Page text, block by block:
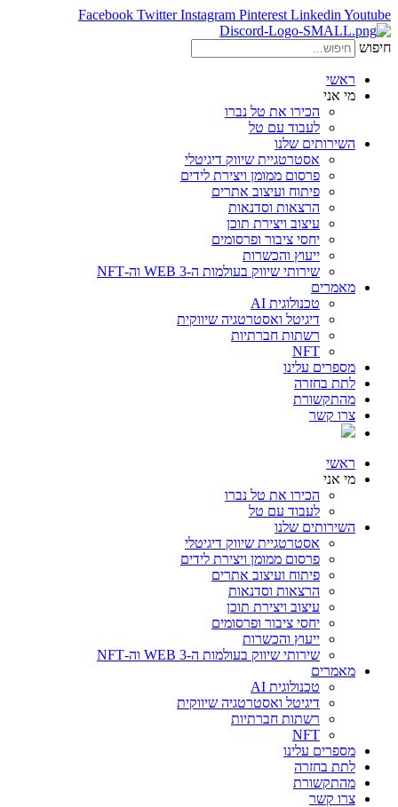
Facebook Twitter Instagram Pinterest Linkedin Youtube
חיפוש
ראשי
מי אני
הכירו את טל נברו
לעבוד עם טל
השירותים שלנו
אסטרטגיית שיווק דיגיטלי
פרסום ממומן ויצירת לידים
פיתוח ועיצוב אתרים
הרצאות וסדנאות
עיצוב ויצירת תוכן
יחסי ציבור ופרסומים
ייעוץ והכשרות
שירותי שיווק בעולמות ה-WEB 3 וה-NFT
מאמרים
טכנולוגית AI
דיגיטל ואסטרטגיה שיווקית
רשתות חברתיות
NFT
מספרים עלינו
לתת בחזרה
מהתקשורת
צרו קשר
ראשי
מי אני
הכירו את טל נברו
לעבוד עם טל
השירותים שלנו
אסטרטגיית שיווק דיגיטלי
פרסום ממומן ויצירת לידים
פיתוח ועיצוב אתרים
הרצאות וסדנאות
עיצוב ויצירת תוכן
יחסי ציבור ופרסומים
ייעוץ והכשרות
שירותי שיווק בעולמות ה-WEB 3 וה-NFT
מאמרים
טכנולוגית AI
דיגיטל ואסטרטגיה שיווקית
רשתות חברתיות
NFT
מספרים עלינו
לתת בחזרה
מהתקשורת
צרו קשר